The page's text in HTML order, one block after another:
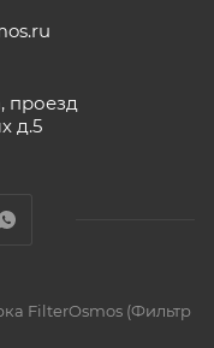
проезд
д.5
FilterOsmos (Фильтр